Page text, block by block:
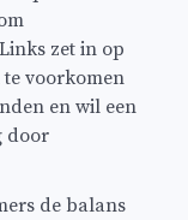
zet in op
voorkomen
en wil een
door
de balans